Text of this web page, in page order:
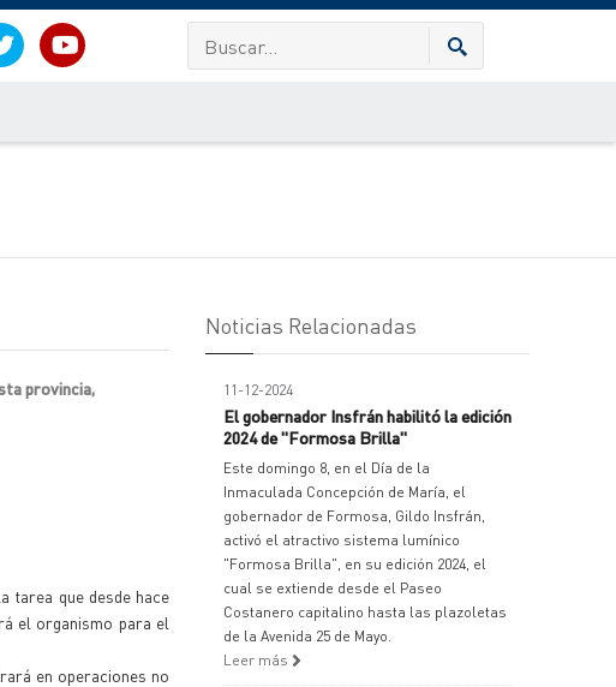
provincia,
tarea que desde hace
el organismo para el
en operaciones no
Noticias Relacionadas
11-12-2024
El gobernador Insfrán habilitó la edición
2024 de "Formosa Brilla"
Este domingo 8, en el Día de la
Inmaculada Concepción de María, el
gobernador de Formosa, Gildo Insfrán,
activó el atractivo sistema lumínico
"Formosa Brilla", en su edición 2024, el
cual se extiende desde el Paseo
Costanero capitalino hasta las plazoletas
de la Avenida 25 de Mayo.
Leer más